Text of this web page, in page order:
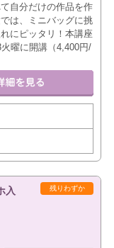
自分だけの作品を作
は、ミニバッグに挑
にピッタリ！本講座
曜に開講（4,400円/
残りわずか
入